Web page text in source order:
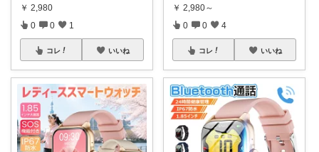
￥ 2,980
0 0 1
コレ いいね
￥ 2,980～
0 0 4
コレ いいね